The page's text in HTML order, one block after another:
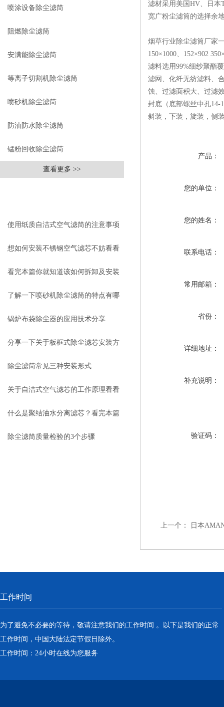
喷涂设备除尘滤筒
阻燃除尘滤筒
安满能除尘滤筒
等离子切割机除尘滤筒
喷砂机除尘滤筒
防油防水除尘滤筒
锰粉回收除尘滤筒
查看更多 >>
使用纸质自洁式空气滤筒的注意事项
想如何安装不锈钢空气滤芯不妨看看
本篇吧
看完本篇你就知道该如何拆卸及安装
搅拌站除尘滤芯了
了解一下喷砂机除尘滤筒的特点有哪
些吧
锅炉布袋除尘器的应用技术分享
分享一下关于板框式除尘滤芯安装方
法及用途
除尘滤筒常见三种安装形式
关于自洁式空气滤芯的工作原理看看
本篇吧
什么是聚结油水分离滤芯？看完本篇
你就知道了
除尘滤筒质量检验的3个步骤
滤材采用美国HV、日本
宽广粉尘滤筒的选择余
烟草行业除尘滤筒厂家一
150×1000、152×902
滤料选用99%细纱聚酯
滤网、化纤无纺滤料、
蚀、过滤面积大、过滤
封底（底部螺丝中孔14-
斜装，下装，旋装，侧
产品：
您的单位：
您的姓名：
联系电话：
常用邮箱：
省份：
详细地址：
补充说明：
验证码：
上一个： 日本
工作时间
为了避免不必要的等待，敬请注意我们的工作时间 。以下是我们的正常
工作时间，中国大陆法定节假日除外。
工作时间：24小时在线为您服务